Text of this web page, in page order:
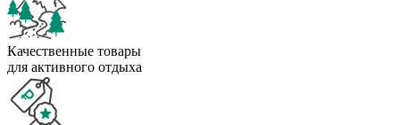
Качественные товары
для активного отдыха